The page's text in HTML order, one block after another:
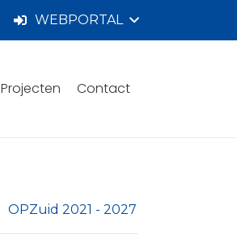
WEBPORTAL
Projecten Contact
OPZuid 2021 - 2027